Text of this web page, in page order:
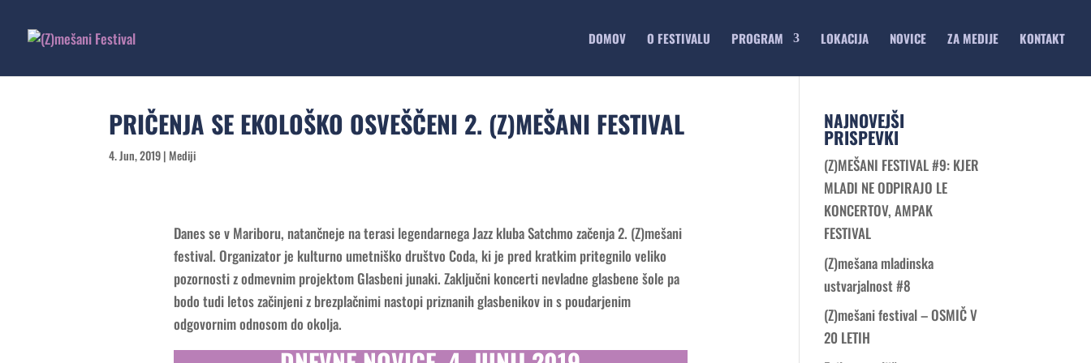
DOMOV O FESTIVALU PROGRAM LOKACIJA NOVICE ZA MEDIJE KONTAKT
PRIČENJA SE EKOLOŠKO OSVEŠČENI 2. (Z)MEŠANI FESTIVAL
4. Jun, 2019| Mediji
Danes se v Mariboru, natančneje na terasi legendarnega Jazz kluba Satchmo začenja 2. (Z)mešani
festival. Organizator je kulturno umetniško društvo Coda, ki je pred kratkim pritegnilo veliko
pozornosti z odmevnim projektom Glasbeni junaki. Zaključni koncerti nevladne glasbene šole pa
bodo tudi letos začinjeni z brezplačnimi nastopi priznanih glasbenikov in s poudarjenim
odgovornim odnosom do okolja.
NAJNOVEJŠI
PRISPEVKI
(Z)MEŠANI FESTIVAL #9: KJER
MLADI NE ODPIRAJO LE
KONCERTOV, AMPAK
FESTIVAL
(Z)mešana mladinska
ustvarjalnost #8
(Z)mešani festival – OSMIČ V
20 LETIH